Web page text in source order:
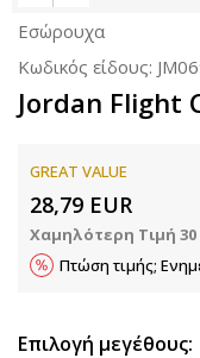
Εσώρουχα
Κωδικός είδους:
Jordan Flight
GREAT VALUE
28,79 EUR
Χαμηλότερη Τιμή
Πτώση τιμής;
Επιλογή μεγέθους: